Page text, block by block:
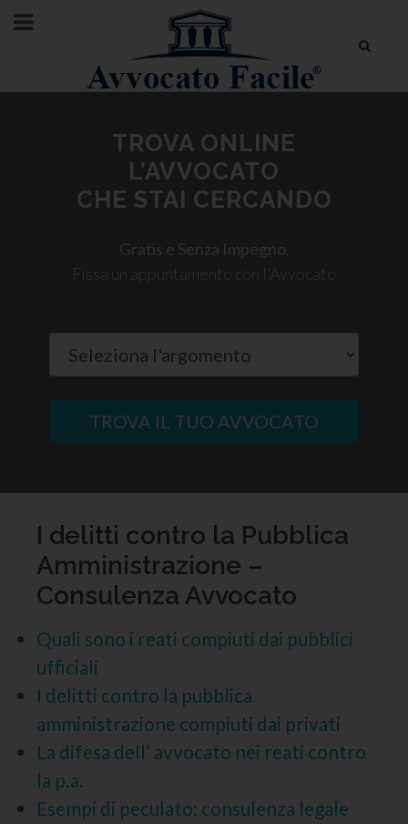
TROVA ONLINE
L’AVVOCATO
CHE STAI CERCANDO
Gratis e Senza Impegno.
Fissa un appuntamento con l'Avvocato
TROVA IL TUO AVVOCATO
I delitti contro la Pubblica
Amministrazione –
Consulenza Avvocato
Quali sono i reati compiuti dai pubblici
ufficiali
I delitti contro la pubblica
amministrazione compiuti dai privati
La difesa dell’ avvocato nei reati contro
la p.a.
Esempi di peculato: consulenza legale